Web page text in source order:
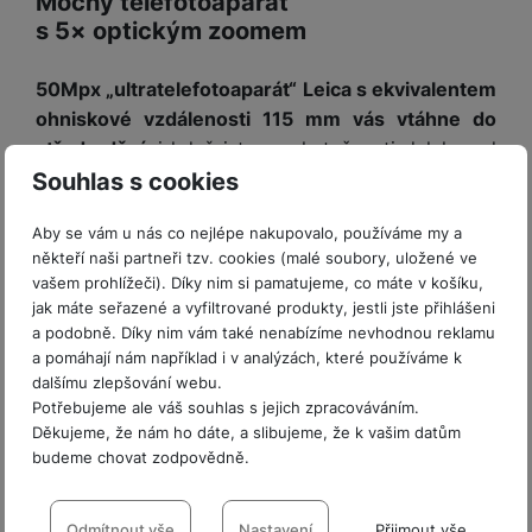
Souhlas s cookies
Aby se vám u nás co nejlépe nakupovalo, používáme my a
někteří naši partneři tzv. cookies (malé soubory, uložené ve
vašem prohlížeči). Díky nim si pamatujeme, co máte v košíku,
jak máte seřazené a vyfiltrované produkty, jestli jste přihlášeni
a podobně. Díky nim vám také nenabízíme nevhodnou reklamu
a pomáhají nám například i v analýzách, které používáme k
dalšímu zlepšování webu.
Potřebujeme ale váš souhlas s jejich zpracováváním.
Děkujeme, že nám ho dáte, a slibujeme, že k vašim datům
budeme chovat zodpovědně.
Nastavení souhlasů s kategoriemi
ří
n
t
v
í
p
r
o
A
ir
P
d
s
a
m
ť
o
v
k
d
n
c
e
ří
l
u
š
e
n
s
t
v
í
r
o
d
u
d
r
a
p
r
o
A
ir
p
d
s
H
e
p
ř
í
s
l
u
š
e
n
i
č
s 5× optickým zoomem
50Mpx „ultratelefotoaparát“ Leica s ekvivalentem
ohniskové vzdálenosti 115 mm vás vtáhne do
středu dění, i když jste ve skutečnosti daleko od
akce. Xiaomi 17T Pro nabízí
teoreticky až 120násobné přiblížení(to už
samozřejmě digitálně, podpořené AI). U
takovéhoto fotoaparátu je důležitým parametrem
taképravá, optická stabilizace obrazu (OIS) .